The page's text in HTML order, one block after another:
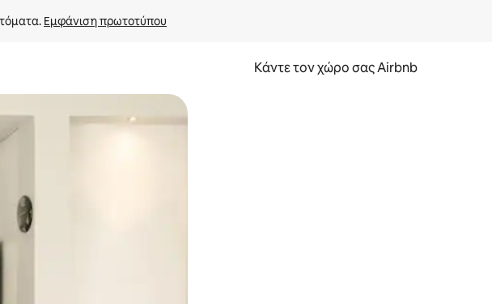
Εμφάνιση πρωτοτύπου
Κάντε τον χώρο σας Airbnb